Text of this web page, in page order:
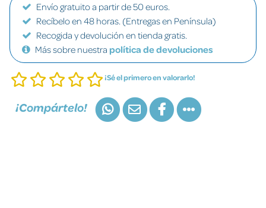
Envío gratuito a partir de 50 euros.
Recíbelo en 48 horas. (Entregas en Península)
Recogida y devolución en tienda gratis.
Más sobre nuestra política de devoluciones
¡Sé el primero en valorarlo!
¡Compártelo!